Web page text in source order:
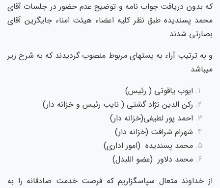
که بدون دریافت جواب نامه و توضیح عدم حضور در جلسات آقای
محمد پسندیده طبق نظر کلیه اعضاء هیئت امناء جایگزین آقای
بصارتی شدند
و به ترتیب آراء به پستهای مربوط منصوب گردیدند که به شرح زیر
میباشد
ایوب یاقوتى ( رئيس)
رکن الدین نژاد گشتی ( نایب رئیس و خزانه دار)
احمد پور لطیفی(خزانه دار)
شهرام شرافت (خزانه دار)
محمد پسندیده (امور اداری)
محمد دلاور (عضو اللبدل)
از خداوند متعال سپاسگزاریم که فرصت خدمت صادقانه را به